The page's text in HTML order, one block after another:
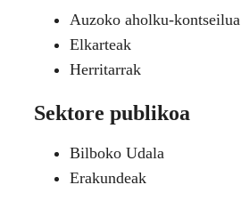
Auzoko aholku-kontseilua
Elkarteak
Herritarrak
Sektore publikoa
Bilboko Udala
Erakundeak